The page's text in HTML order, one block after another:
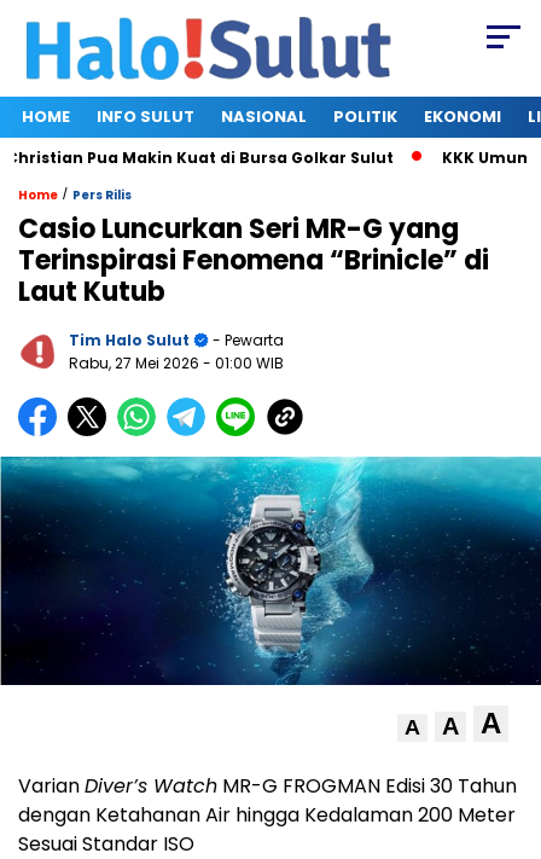
HOME INFO SULUT NASIONAL POLITIK EKONOMI
Pua Makin Kuat di Bursa Golkar Sulut KKK
Home / Pers Rilis
Casio Luncurkan Seri MR-G yang
Terinspirasi Fenomena “Brinicle” di
Laut Kutub
Tim Halo Sulut
- Pewarta
Rabu, 27 Mei 2026 - 01:00 WIB
A A A
VarianDiver’s Watch MR-G FROGMAN Edisi 30 Tahun
dengan Ketahanan Air hingga Kedalaman 200 Meter
Sesuai Standar ISO